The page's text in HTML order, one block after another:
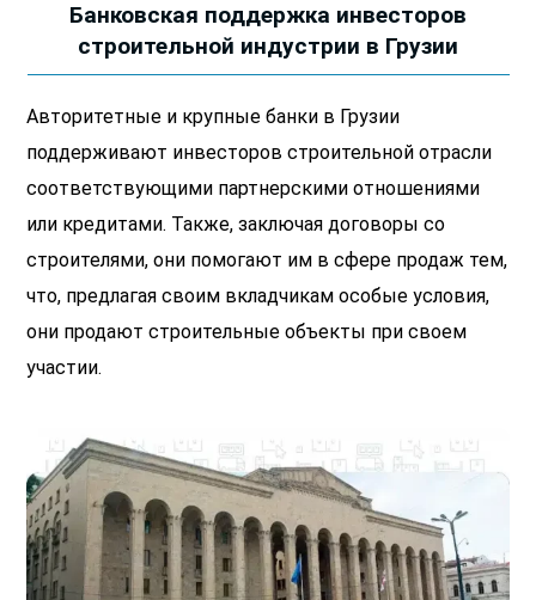
Банковская поддержка инвесторов
строительной индустрии в Грузии
Авторитетные и крупные банки в Грузии
поддерживают инвесторов строительной отрасли
соответствующими партнерскими отношениями
или кредитами. Также, заключая договоры со
строителями, они помогают им в сфере продаж тем,
что, предлагая своим вкладчикам особые условия,
они продают строительные объекты при своем
участии.